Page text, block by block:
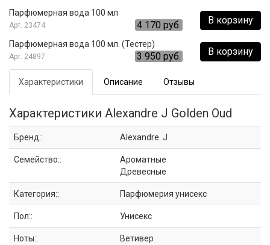
В корзину
Парфюмерная вода 100 мл
23474 4 170 руб.
В корзину
Парфюмерная вода 100 мл. (Тестер)
24897 3 950 руб.
Характеристики Описание Отзывы
Характеристики Alexandre J Golden Oud
Бренд:: Alexandre. J
Семейство::
Ароматные
Древесные
Категория:: Парфюмерия унисекс
Пол:: Унисекс
Ноты::
Ветивер